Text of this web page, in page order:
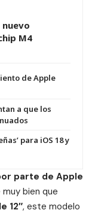
M4
de Apple
a que los
para iOS 18 y
parte de Apple
bien que
12″, este modelo